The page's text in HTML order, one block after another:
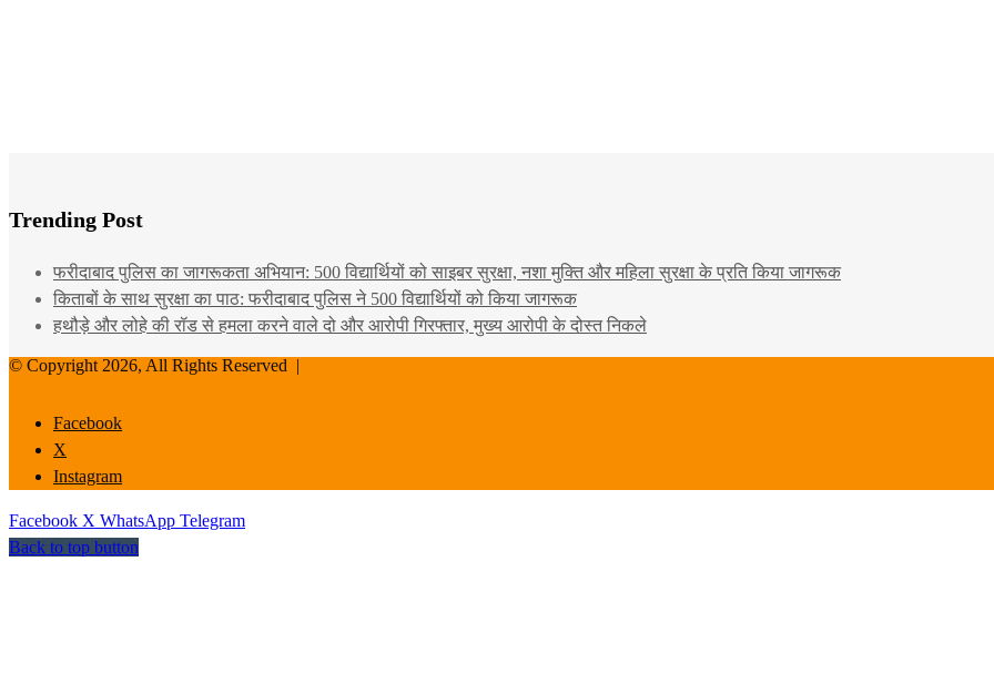
Trending Post
फरीदाबाद पुलिस का जागरूकता अभियान: 500 विद्यार्थियों को साइबर सुरक्षा, नशा मुक्ति और महिला सुरक्षा के प्रति किया जागरूक
किताबों के साथ सुरक्षा का पाठ: फरीदाबाद पुलिस ने 500 विद्यार्थियों को किया जागरूक
हथौड़े और लोहे की रॉड से हमला करने वाले दो और आरोपी गिरफ्तार, मुख्य आरोपी के दोस्त निकले
© Copyright 2026, All Rights Reserved |
Facebook
X
Instagram
Facebook X WhatsApp Telegram
Back to top button